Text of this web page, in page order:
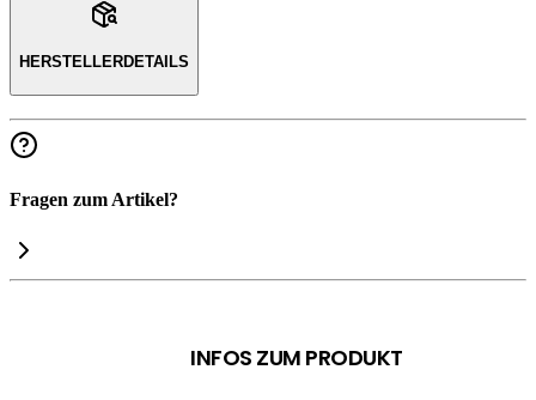
HERSTELLERDETAILS
Fragen zum Artikel?
INFOS ZUM PRODUKT